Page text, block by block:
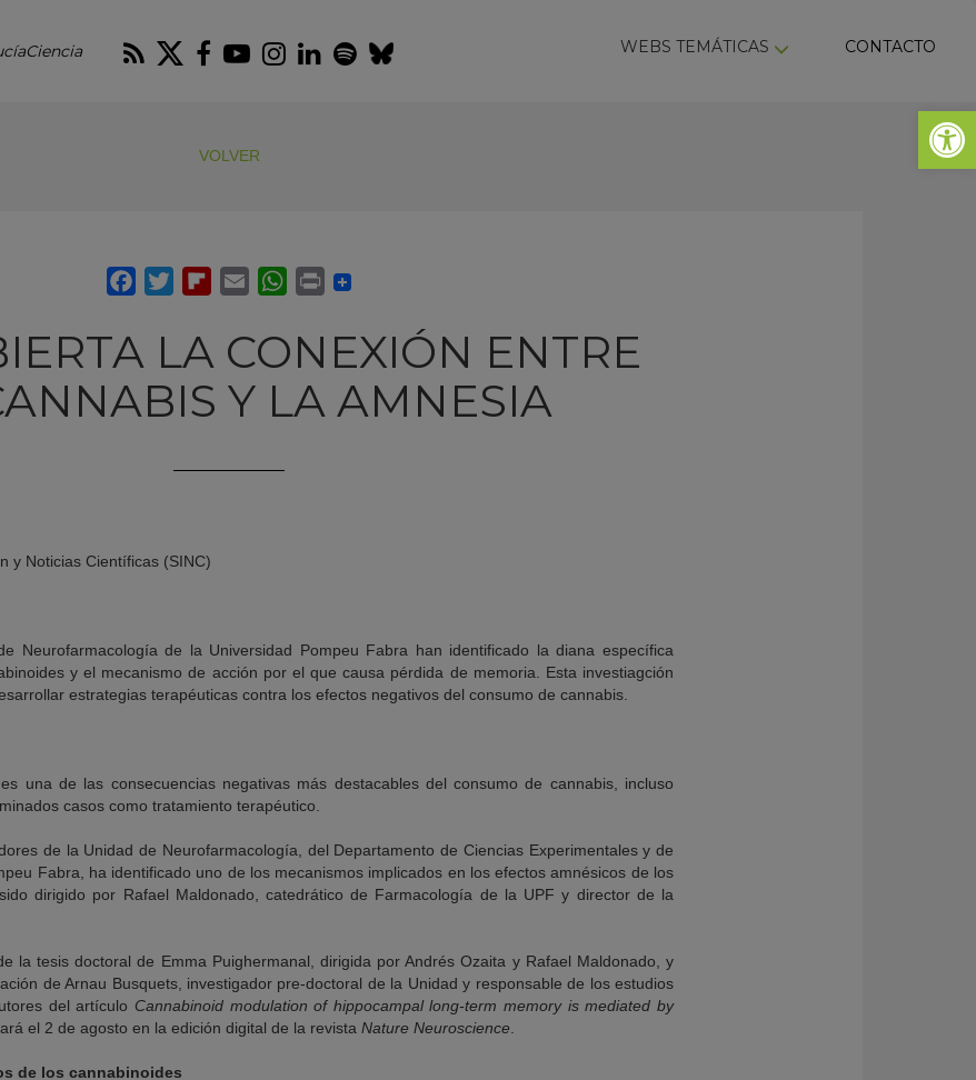
Abrir
RSS Twitter
Facebook
Youtube
Instagram
LinkedIn
Spotify
Bluesky WEBS TEMÁTICAS CONTACTO
VOLVER
LA CONEXIÓN ENTRE
Y LA AMNESIA
y Noticias Científicas (SINC)
Neurofarmacología de la Universidad Pompeu Fabra han identificado la diana específica
y el mecanismo de acción por el que causa pérdida de memoria. Esta investiagción
estrategias terapéuticas contra los efectos negativos del consumo de cannabis.
una de las consecuencias negativas más destacables del consumo de cannabis, incluso
casos como tratamiento terapéutico.
de la Unidad de Neurofarmacología, del Departamento de Ciencias Experimentales y de
Fabra, ha identificado uno de los mecanismos implicados en los efectos amnésicos de los
dirigido por Rafael Maldonado, catedrático de Farmacología de la UPF y director de la
la tesis doctoral de Emma Puighermanal, dirigida por Andrés Ozaita y Rafael Maldonado, y
de Arnau Busquets, investigador pre-doctoral de la Unidad y responsable de los estudios
del artículo Cannabinoid modulation of hippocampal long-term memory is mediated by
el 2 de agosto en la edición digital de la revista Nature Neuroscience
de los cannabinoides